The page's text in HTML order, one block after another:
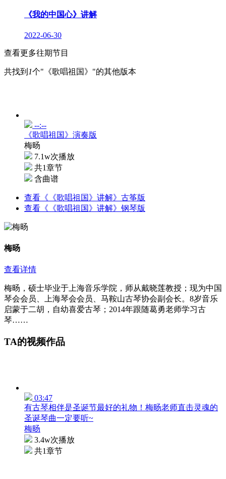
《我的中国心》讲解
2022-06-30
查看更多往期节目
共找到 1个"《歌唱祖国》"的其他版本
--:--
《歌唱祖国》演奏版
梅旸
7.1w次播放
共1章节
含曲谱
查看《《歌唱祖国》讲解》古筝版
查看《《歌唱祖国》讲解》钢琴版
梅旸
查看详情
梅旸，硕士毕业于上海音乐学院，师从戴晓莲教授；现为中国
琴会会员、上海琴会会员、马鞍山古琴协会副会长。8岁音乐
启蒙于二胡，自幼喜爱古琴；2014年跟随葛勇老师学习古
琴……
TA的视频作品
03:47
有古琴相伴是圣诞节最好的礼物！梅旸老师直击灵魂的
圣诞琴曲一定要听~
梅旸
3.4w次播放
共1章节